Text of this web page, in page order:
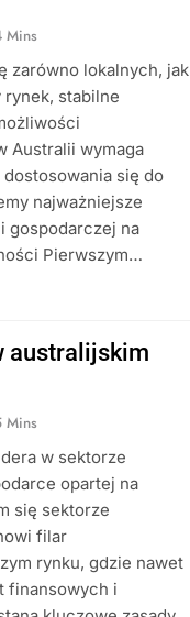
Mins
zarówno lokalnych, jak
stabilne
Australii wymaga
się do
najważniejsze
gospodarczej na
Pierwszym…
australijskim
Mins
w sektorze
opartej na
się sektorze
filar
rynku, gdzie nawet
finansowych i